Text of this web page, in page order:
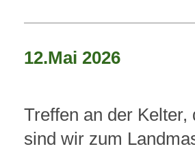
12.Mai 2026
Treffen an der Kelter,
sind wir zum